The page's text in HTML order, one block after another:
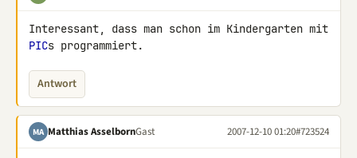
PICs programmiert.
Antwort
MA Matthias AsselbornGast 2007-12-10 01:20#723524